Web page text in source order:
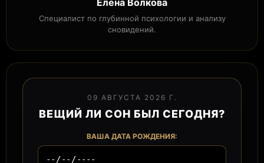
Специалист по глубинной психологии и анализу
сновидений.
09 АВГУСТА 2026 Г.
ВЕЩИЙ ЛИ СОН БЫЛ СЕГОДНЯ?
ВАША ДАТА РОЖДЕНИЯ: